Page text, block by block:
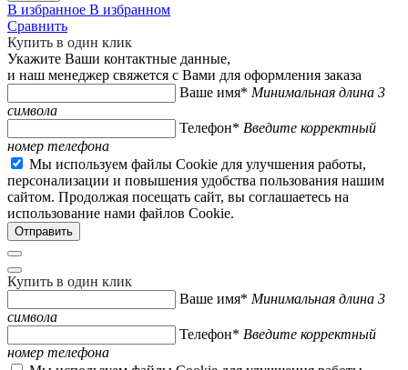
В избранное В избранном
Сравнить
Купить в один клик
Укажите Ваши контактные данные,
и наш менеджер свяжется с Вами для оформления заказа
Ваше имя* Минимальная длина 3
символа
Телефон* Введите корректный
номер телефона
Мы используем файлы Cookie для улучшения работы,
персонализации и повышения удобства пользования нашим
сайтом. Продолжая посещать сайт, вы соглашаетесь на
использование нами файлов Cookie.
Купить в один клик
Ваше имя* Минимальная длина 3
символа
Телефон* Введите корректный
номер телефона